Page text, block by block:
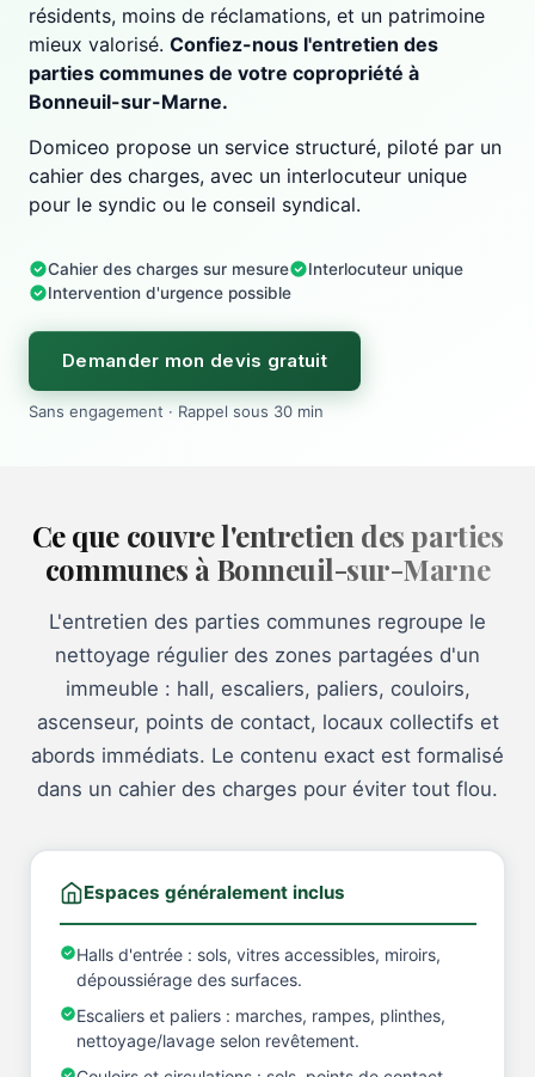
résidents, moins de réclamations, et un patrimoine
mieux valorisé. Confiez-nous l'entretien des
parties communes de votre copropriété à
Bonneuil-sur-Marne.
Domiceo propose un service structuré, piloté par un
cahier des charges, avec un interlocuteur unique
pour le syndic ou le conseil syndical.
Cahier des charges sur mesure
Interlocuteur unique
Intervention d'urgence possible
Demander mon devis gratuit
Sans engagement · Rappel sous 30 min
Ce que couvre l'entretien des parties
communes à Bonneuil-sur-Marne
L'entretien des parties communes regroupe le
nettoyage régulier des zones partagées d'un
immeuble : hall, escaliers, paliers, couloirs,
ascenseur, points de contact, locaux collectifs et
abords immédiats. Le contenu exact est formalisé
dans un cahier des charges pour éviter tout flou.
Espaces généralement inclus
Halls d'entrée : sols, vitres accessibles, miroirs,
dépoussiérage des surfaces.
Escaliers et paliers : marches, rampes, plinthes,
nettoyage/lavage selon revêtement.